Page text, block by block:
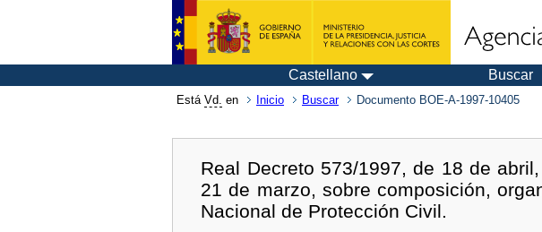
Castellano Buscar
Está Vd. en Inicio Buscar Documento BOE-A-1997-10405
Real Decreto 573/1997, de 18 de
21 de marzo, sobre composición,
Nacional de Protección Civil.